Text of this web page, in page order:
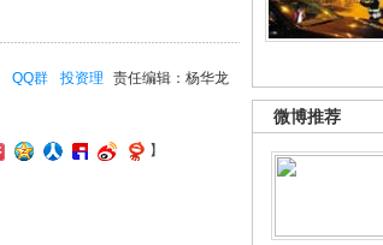
微博推荐
责任编辑：杨华龙
QQ群
投资理
】